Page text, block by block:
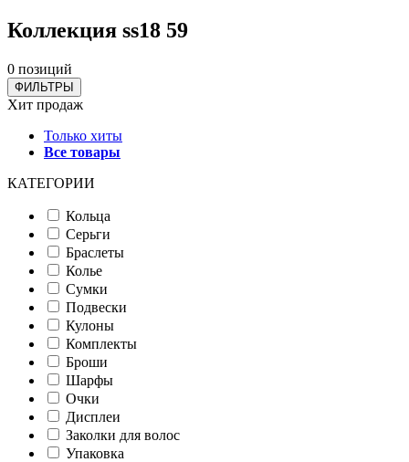
Коллекция ss18 59
0 позиций
ФИЛЬТРЫ
Хит продаж
Только хиты
Все товары
КАТЕГОРИИ
Кольца
Серьги
Браслеты
Колье
Сумки
Подвески
Кулоны
Комплекты
Броши
Шарфы
Очки
Дисплеи
Заколки для волос
Упаковка